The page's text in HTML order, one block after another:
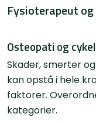
Fysioterapeut
Osteopati og
Skader, smerter
kan opstå i hele
faktorer.
kategorier.